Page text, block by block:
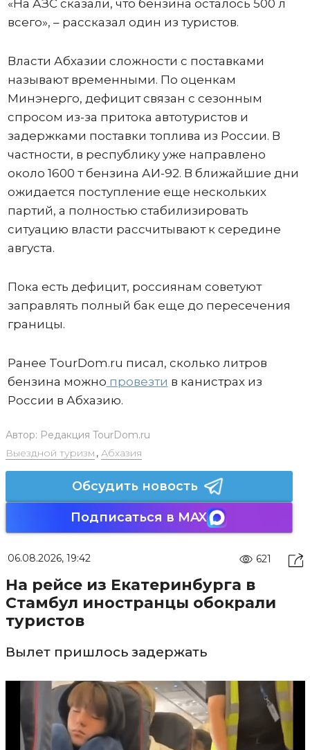
«На АЗС сказали, что бензина осталось 500 л
всего», – рассказал один из туристов.
Власти Абхазии сложности с поставками
называют временными. По оценкам
Минэнерго, дефицит связан с сезонным
спросом из-за притока автотуристов и
задержками поставки топлива из России. В
частности, в республику уже направлено
около 1600 т бензина АИ-92. В ближайшие дни
ожидается поступление еще нескольких
партий, а полностью стабилизировать
ситуацию власти рассчитывают к середине
августа.
Пока есть дефицит, россиянам советуют
заправлять полный бак еще до пересечения
границы.
Ранее TourDom.ru писал, сколько литров
бензина можно провезти в канистрах из
России в Абхазию.
Автор: Редакция TourDom.ru
Выездной туризм , Абхазия
Обсудить новость
Подписаться в MAX
06.08.2026, 19:42 621
На рейсе из Екатеринбурга в
Стамбул иностранцы обокрали
туристов
Вылет пришлось задержать